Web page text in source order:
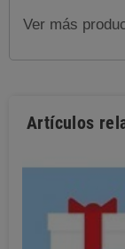
Ver más
Artículos